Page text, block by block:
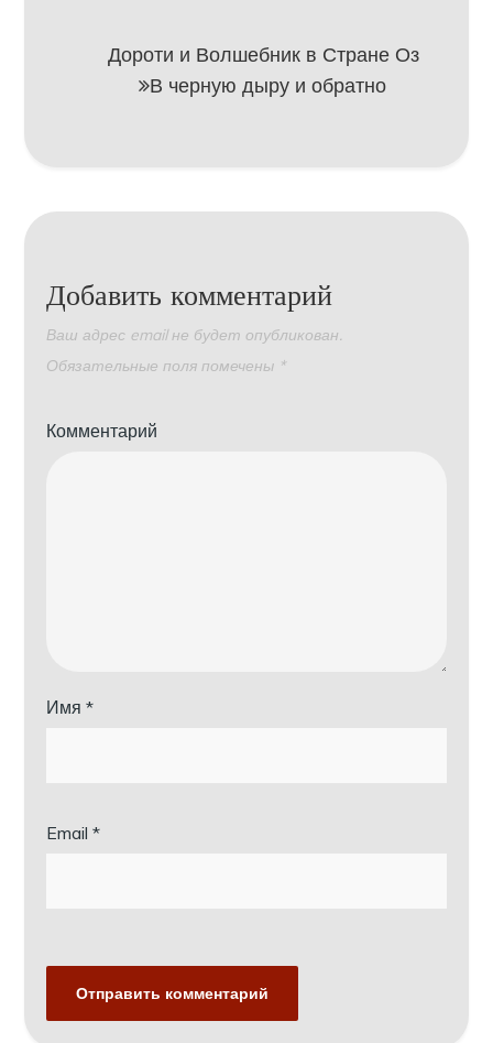
Дороти и Волшебник в Стране Оз
В черную дыру и обратно
Добавить комментарий
Ваш адрес email не будет опубликован.
Обязательные поля помечены *
Комментарий
Имя*
Email*